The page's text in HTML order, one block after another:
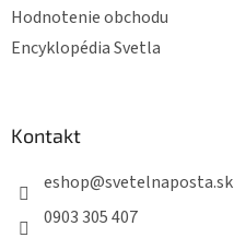
Hodnotenie obchodu
Encyklopédia Svetla
Kontakt
eshop@svetelnaposta.sk
0903 305 407